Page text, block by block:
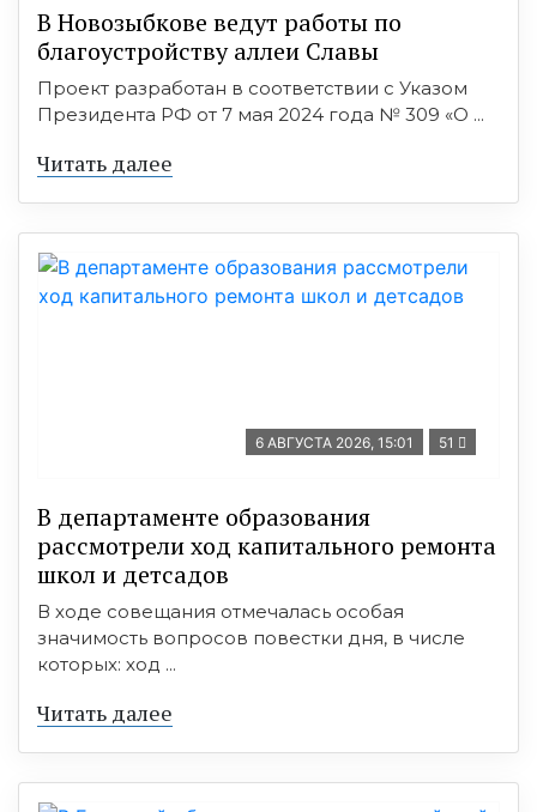
В Новозыбкове ведут работы по
благоустройству аллеи Славы
Проект разработан в соответствии с Указом
Президента РФ от 7 мая 2024 года № 309 «О ...
Читать далее
6 АВГУСТА 2026, 15:01 51
В департаменте образования
рассмотрели ход капитального ремонта
школ и детсадов
В ходе совещания отмечалась особая
значимость вопросов повестки дня, в числе
которых: ход ...
Читать далее